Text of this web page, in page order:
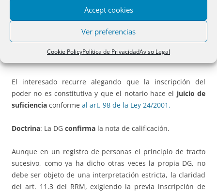
Accept cookies
Ver preferencias
Cookie PolicyPolítica de PrivacidadAviso Legal
El registradorsuspendela inscripción pues al no constar
en la escritura de revocación que se trate de un poder
El interesado recurre alegando que la inscripción del
poder no es constitutiva y que el notario hace el juicio de
suficiencia conforme al art. 98 de la Ley 24/2001.
Doctrina: La DG confirma la nota de calificación.
Aunque en un registro de personas el principio de tracto
sucesivo, como ya ha dicho otras veces la propia DG, no
debe ser objeto de una interpretación estricta, la claridad
del art. 11.3 del RRM, exigiendo la previa inscripción de